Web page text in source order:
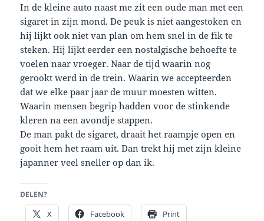
In de kleine auto naast me zit een oude man met een
sigaret in zijn mond. De peuk is niet aangestoken en
hij lijkt ook niet van plan om hem snel in de fik te
steken. Hij lijkt eerder een nostalgische behoefte te
voelen naar vroeger. Naar de tijd waarin nog
gerookt werd in de trein. Waarin we accepteerden
dat we elke paar jaar de muur moesten witten.
Waarin mensen begrip hadden voor de stinkende
kleren na een avondje stappen.
De man pakt de sigaret, draait het raampje open en
gooit hem het raam uit. Dan trekt hij met zijn kleine
japanner veel sneller op dan ik.
DELEN?
X Facebook Print